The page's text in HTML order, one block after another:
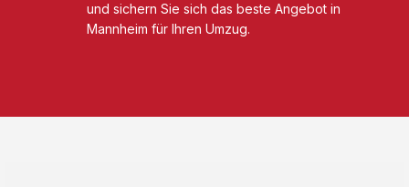
und sichern Sie sich das beste Angebot in
Mannheim für Ihren Umzug.